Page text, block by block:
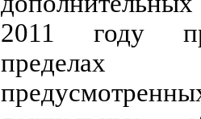
2011 году